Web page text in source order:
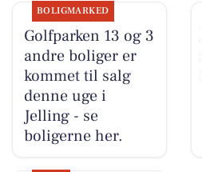
BOLIGMARKED
Golfparken 13 og 3
andre boliger er
kommet til salg
denne uge i
Jelling - se
boligerne her.